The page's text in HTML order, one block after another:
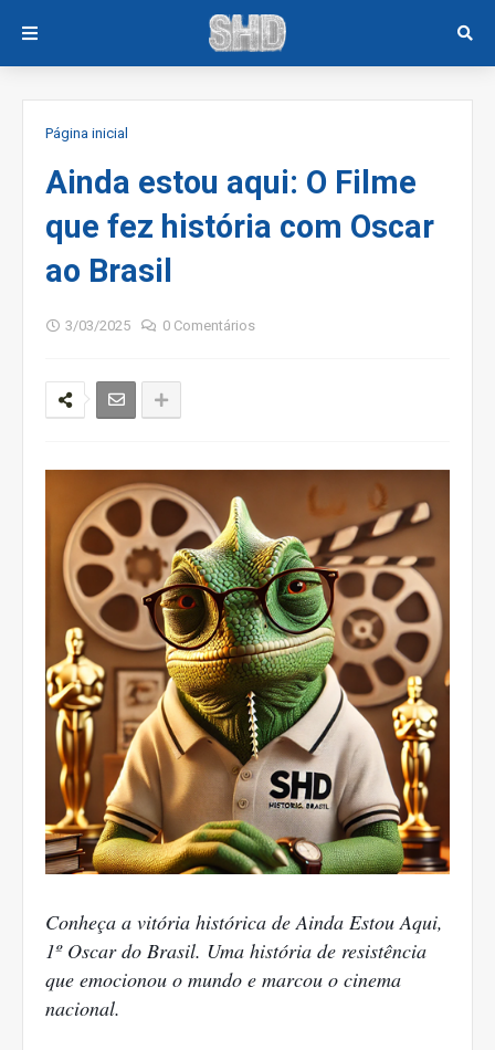
Página inicial
Ainda estou aqui: O Filme
que fez história com Oscar
ao Brasil
3/03/2025 0 Comentários
Conheça a vitória histórica de Ainda Estou Aqui,
1º Oscar do Brasil. Uma história de resistência
que emocionou o mundo e marcou o cinema
nacional.